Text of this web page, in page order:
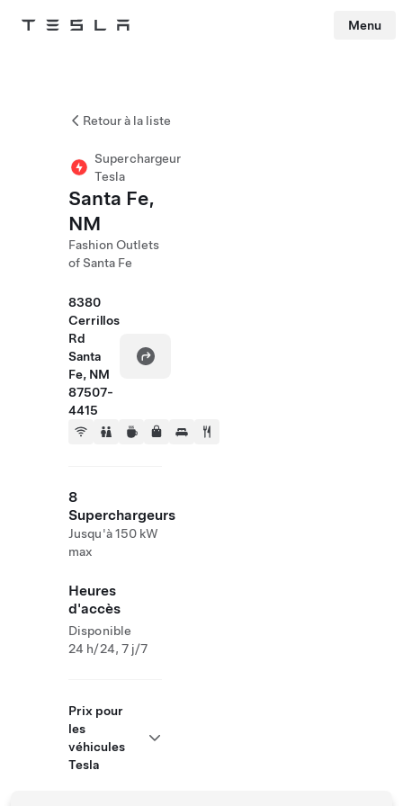
Tesla Menu
Retour à la liste
Superchargeur
Tesla
Santa Fe,
NM
Fashion Outlets
of Santa Fe
8380
Cerrillos
Rd
Santa
Fe, NM
87507-
4415
8
Superchargeurs
Jusqu'à 150 kW
max
Heures
d'accès
Disponible
24 h/24, 7 j/7
Prix pour
les
véhicules
Tesla